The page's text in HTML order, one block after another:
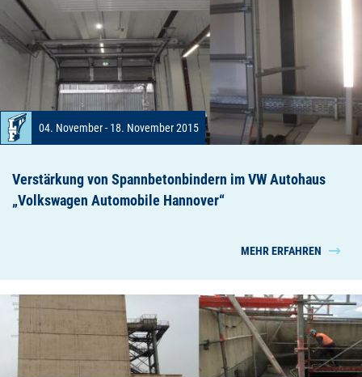
04. November - 18. November 2015
Verstärkung von Spannbetonbindern im VW Autohaus
„Volkswagen Automobile Hannover“
MEHR ERFAHREN